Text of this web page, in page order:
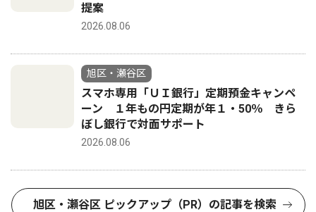
提案
2026.08.06
旭区・瀬谷区
スマホ専用「ＵＩ銀行」定期預金キャンペ
ーン １年もの円定期が年１・50％ きら
ぼし銀行で対面サポート
2026.08.06
旭区・瀬谷区 ピックアップ（PR）の記事を検索